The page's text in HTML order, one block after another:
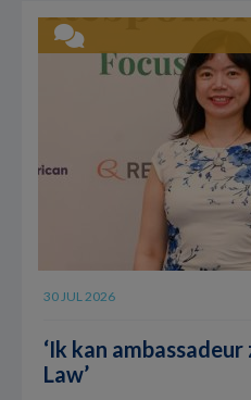
30 JUL 2026
‘Ik kan
Law’